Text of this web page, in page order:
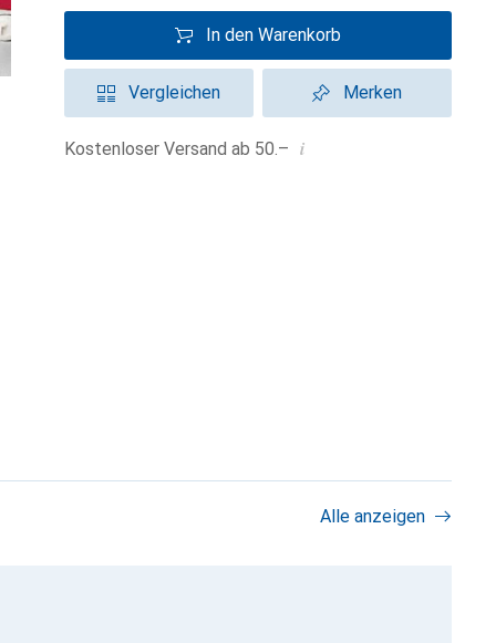
In den Warenkorb
Vergleichen Merken
Kostenloser Versand ab 50.– i
Alle anzeigen